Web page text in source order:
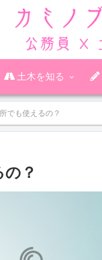
土木を知る
でも使えるの？
？